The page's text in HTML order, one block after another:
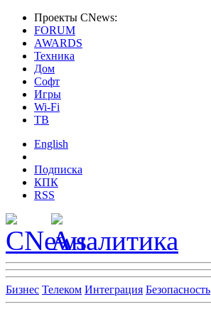
Проекты CNews:
FORUM
AWARDS
Техника
Дом
Софт
Игры
Wi-Fi
ТВ
English
Подписка
КПК
RSS
Бизнес Телеком Интеграция Безопасность